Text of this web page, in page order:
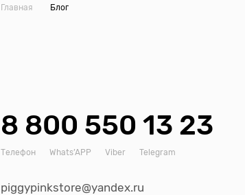
Главная Блог
8 800 550 13 23
Телефон Whats’APP Viber Telegram
piggypinkstore@yandex.ru